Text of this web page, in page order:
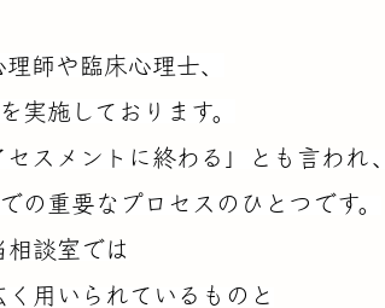
師や臨床心理士、
実施しております。
スメントに終わる」とも言われ、
の重要なプロセスのひとつです。
相談室では
用いられているものと